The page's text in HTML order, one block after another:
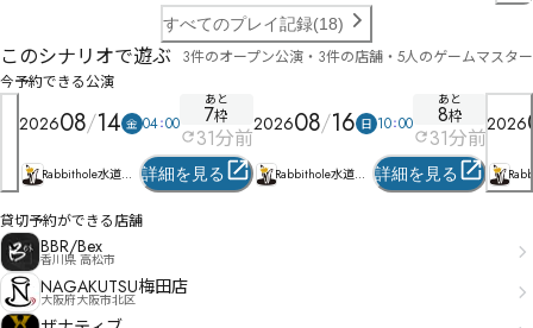
すべてのプレイ記録(18)
このシナリオで遊ぶ 3件のオープン公演・3件の店舗・5人のゲームマスター
今予約できる公演
202608 14 金 04 00
あと
7枠
31分前
Rabbithole水道橋
店
詳細を見る
202608 16 日 10 00
あと
8枠
31分前
Rabbithole水道橋
店
詳細を見る
2026
店
貸切予約ができる店舗
BBR/Bex
香川県 高松市
NAGAKUTSU梅田店
大阪府大阪市北区